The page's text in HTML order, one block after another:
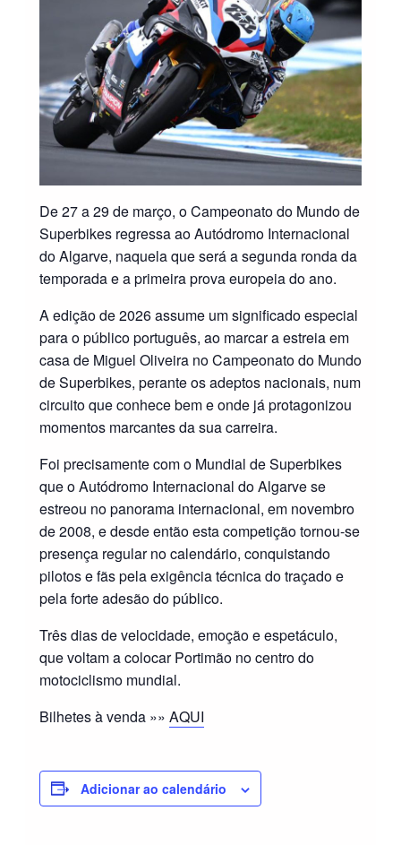
De 27 a 29 de março, o Campeonato do Mundo de
Superbikes regressa ao Autódromo Internacional
do Algarve, naquela que será a segunda ronda da
temporada e a primeira prova europeia do ano.
A edição de 2026 assume um significado especial
para o público português, ao marcar a estreia em
casa de Miguel Oliveira no Campeonato do Mundo
de Superbikes, perante os adeptos nacionais, num
circuito que conhece bem e onde já protagonizou
momentos marcantes da sua carreira.
Foi precisamente com o Mundial de Superbikes
que o Autódromo Internacional do Algarve se
estreou no panorama internacional, em novembro
de 2008, e desde então esta competição tornou-se
presença regular no calendário, conquistando
pilotos e fãs pela exigência técnica do traçado e
pela forte adesão do público.
Três dias de velocidade, emoção e espetáculo,
que voltam a colocar Portimão no centro do
motociclismo mundial.
Bilhetes à venda »» AQUI
Adicionar ao calendário